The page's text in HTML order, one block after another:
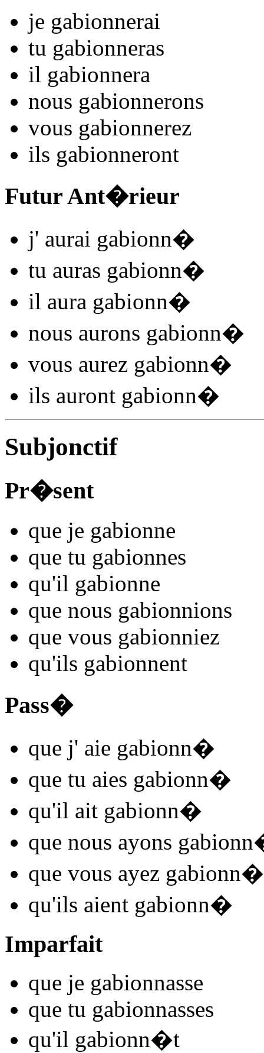
je gabionnerai
tu gabionneras
il gabionnera
nous gabionnerons
vous gabionnerez
ils gabionneront
Futur Ant�rieur
j' aurai gabionn�
tu auras gabionn�
il aura gabionn�
nous aurons gabionn�
vous aurez gabionn�
ils auront gabionn�
Subjonctif
Pr�sent
que je gabionne
que tu gabionnes
qu'il gabionne
que nous gabionnions
que vous gabionniez
qu'ils gabionnent
Pass�
que j' aie gabionn�
que tu aies gabionn�
qu'il ait gabionn�
que nous ayons gabionn
que vous ayez gabionn�
qu'ils aient gabionn�
Imparfait
que je gabionnasse
que tu gabionnasses
qu'il gabionn�t